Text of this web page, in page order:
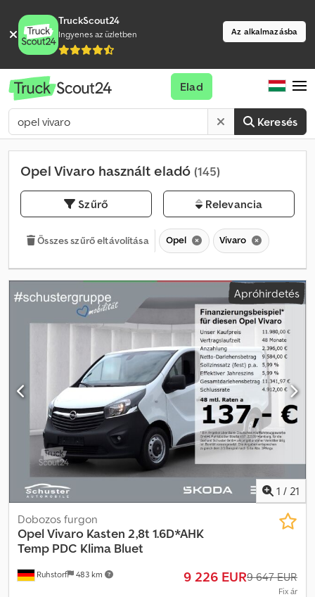
TruckScout24
Ingyenes az üzletben Az alkalmazásba
Keresés
Elad
Opel Vivaro használt eladó (145)
Szűrő Relevancia
Összes szűrő eltávolítása Opel Vivaro
Apróhirdetés
1 / 21
Ruhstorf 483 km
Dobozos furgon
OpelVivaro Kasten 2,8t 1.6D*AHK
Temp PDC Klima Bluet
9 226 EUR9 647 EUR
Fix ár